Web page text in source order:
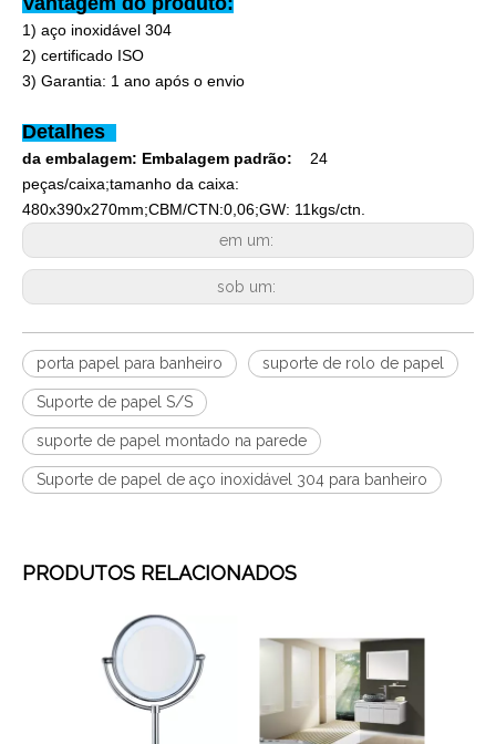
1) aço inoxidável 304
2) certificado ISO
3) Garantia: 1 ano após o envio
Detalhes
da embalagem: Embalagem padrão:
24
peças/caixa;tamanho da caixa:
480x390x270mm;CBM/CTN:0,06;GW: 11kgs/ctn.
em um:
sob um:
porta papel para banheiro suporte de rolo de papel
Suporte de papel S/S
suporte de papel montado na parede
Suporte de papel de aço inoxidável 304 para banheiro
PRODUTOS RELACIONADOS